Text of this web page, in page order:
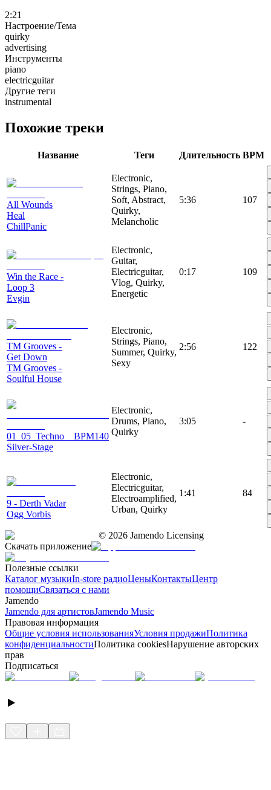
2:21
Настроение/Тема
quirky
advertising
Инструменты
piano
electricguitar
Другие теги
instrumental
Похожие треки
Название Теги Длительность BPM
All Wounds
Heal
ChillPanic
Electronic,
Strings, Piano,
Soft, Abstract,
Quirky,
Melancholic
5:36 107
Win the Race -
Loop 3
Evgin
Electronic,
Guitar,
Electricguitar,
Vlog, Quirky,
Energetic
0:17 109
TM Grooves -
Get Down
TM Grooves -
Soulful House
Electronic,
Strings, Piano,
Summer, Quirky,
Sexy
2:56 122
01_05_Techno__BPM140
Silver-Stage
Electronic,
Drums, Piano,
Quirky
3:05 -
9 - Derth Vadar
Ogg Vorbis
Electronic,
Electricguitar,
Electroamplified,
Urban, Quirky
1:41 84
© 2026 Jamendo Licensing
Скачать приложение
Полезные ссылки
Каталог музыкиIn-store радиоЦеныКонтактыЦентр
помощиСвязаться с нами
Jamendo
Jamendo для артистовJamendo Music
Правовая информация
Общие условия использованияУсловия продажиПолитика
конфиденциальностиПолитика cookiesНарушение авторских
прав
Подписаться